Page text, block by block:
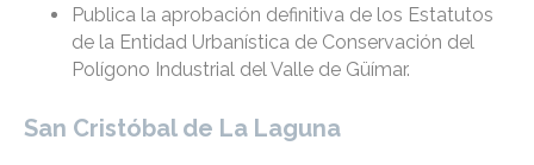
Publica la aprobación definitiva de los Estatutos
de la Entidad Urbanística de Conservación del
Polígono Industrial del Valle de Güímar.
San Cristóbal de La Laguna